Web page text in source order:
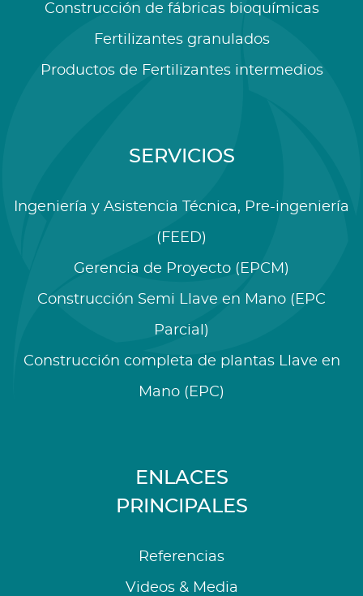
Construcción de fábricas bioquímicas
Fertilizantes granulados
Productos de Fertilizantes intermedios
SERVICIOS
Ingeniería y Asistencia Técnica, Pre-ingeniería
(FEED)
Gerencia de Proyecto (EPCM)
Construcción Semi Llave en Mano (EPC
Parcial)
Construcción completa de plantas Llave en
Mano (EPC)
ENLACES
PRINCIPALES
Referencias
Videos & Media